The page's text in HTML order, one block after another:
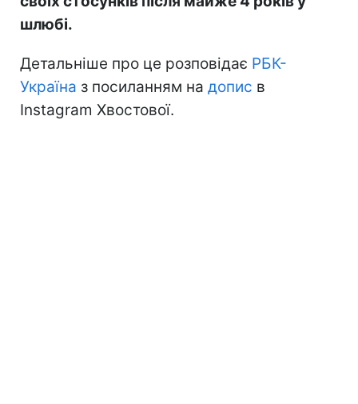
шлюбі.
Детальніше про це розповідає РБК-
Україна з посиланням на допис в
Instagram Хвостової.